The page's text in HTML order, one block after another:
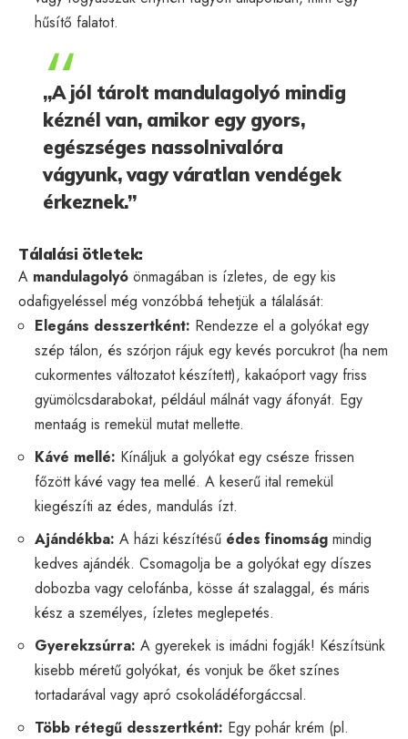
hűsítő falatot.
„A jól tárolt mandulagolyó mindig
kéznél van, amikor egy gyors,
egészséges nassolnivalóra
vágyunk, vagy váratlan vendégek
érkeznek.”
Tálalási ötletek:
A mandulagolyó önmagában is ízletes, de egy kis
odafigyeléssel még vonzóbbá tehetjük a tálalását:
Elegáns desszertként: Rendezze el a golyókat egy
szép tálon, és szórjon rájuk egy kevés porcukrot (ha nem
cukormentes változatot készített), kakaóport vagy friss
gyümölcsdarabokat, például málnát vagy áfonyát. Egy
mentaág is remekül mutat mellette.
Kávé mellé: Kínáljuk a golyókat egy csésze frissen
főzött kávé vagy tea mellé. A keserű ital remekül
kiegészíti az édes, mandulás ízt.
Ajándékba: A házi készítésű édes finomság mindig
kedves ajándék. Csomagolja be a golyókat egy díszes
dobozba vagy celofánba, kösse át szalaggal, és máris
kész a személyes, ízletes meglepetés.
Gyerekzsúrra: A gyerekek is imádni fogják! Készítsünk
kisebb méretű golyókat, és vonjuk be őket színes
tortadarával vagy apró csokoládéforgáccsal.
Több rétegű desszertként: Egy pohár krém (pl.